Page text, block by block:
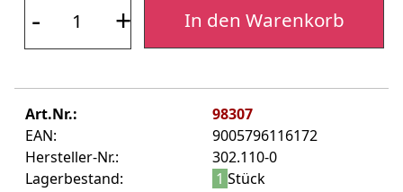
- + In den Warenkorb
Art.Nr.:
98307
EAN:
9005796116172
Hersteller-Nr.:
302.110-0
Lagerbestand:
1 Stück